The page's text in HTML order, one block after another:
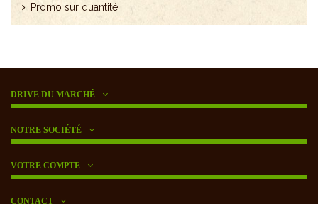
Promo sur quantité
DRIVE DU MARCHÉ
NOTRE SOCIÉTÉ
VOTRE COMPTE
CONTACT